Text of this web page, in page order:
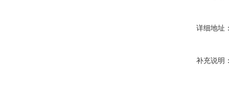
详细地址
补充说明